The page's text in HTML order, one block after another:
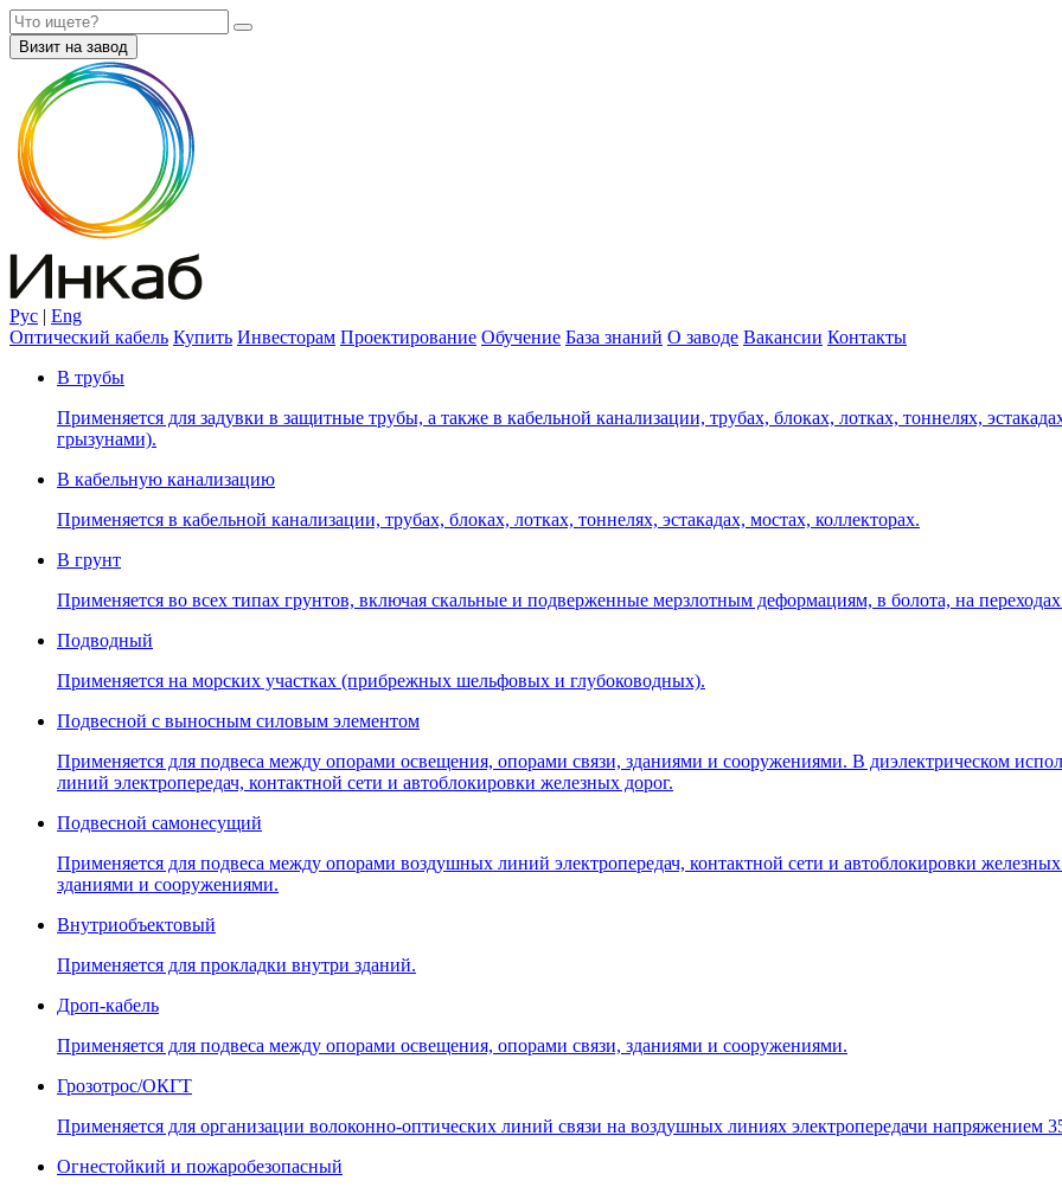
Визит на завод
Рус | Eng
Оптический кабель Купить Инвесторам Проектирование Обучение База знаний О заводе Вакансии Контакты
В трубы
Применяется для задувки в защитные трубы, а также в кабельной канализации, трубах, блоках, лотках, тоннелях,
грызунами).
В кабельную канализацию
Применяется в кабельной канализации, трубах, блоках, лотках, тоннелях, эстакадах, мостах, коллекторах.
В грунт
Применяется во всех типах грунтов, включая скальные и подверженные мерзлотным деформациям, в болота, на
Подводный
Применяется на морских участках (прибрежных шельфовых и глубоководных).
Подвесной с выносным силовым элементом
Применяется для подвеса между опорами освещения, опорами связи, зданиями и сооружениями. В диэлектрическом
линий электропередач, контактной сети и автоблокировки железных дорог.
Подвесной самонесущий
Применяется для подвеса между опорами воздушных линий электропередач, контактной сети и автоблокировки
зданиями и сооружениями.
Внутриобъектовый
Применяется для прокладки внутри зданий.
Дроп-кабель
Применяется для подвеса между опорами освещения, опорами связи, зданиями и сооружениями.
Грозотрос/ОКГТ
Применяется для организации волоконно-оптических линий связи на воздушных линиях электропередачи напряжением
Огнестойкий и пожаробезопасный